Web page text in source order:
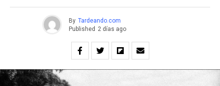
By Tardeando.com
Published 2 días ago